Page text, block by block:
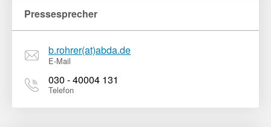
Pressesprecher
b.rohrer(at)abda.de
E-Mail
030 - 40004 131
Telefon